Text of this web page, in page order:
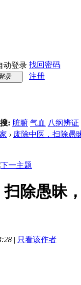
动登录 找回密码
录
注册
: 脏腑 气血 八纲辨证
› 废除中医，扫除愚
扫除愚昧
| 只看该作者